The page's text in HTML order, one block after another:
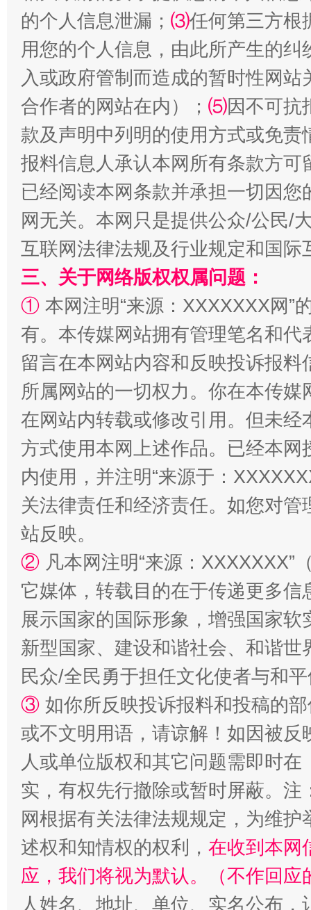
漫山遍野的桃花与雪山、麦地、白藏房 除
的个人信息泄漏； ⑶任何第三方根
用您的个人信息，由此所产生的纠
入或政府管制而造成的暂时性网
合作者的网站在内）； ⑸因不可抗
款及声明中列明的使用方式或免责
报料信息人承认本网所有条款方
已经阅读本网条款并承担一切因
网无关。本网只是提供公众/公民/
互联网法律法规及行业规定和国
三、关于网络版权权属问题：
① 本网注明“来源：XXXXXXX网”
有。本传媒网站拥有管理笔名和
留言在本网站内容和反映投诉报
所属网站的一切权力。你在本传
在网站内转载或修改引用。但未
方式使用本网上述作品。已经本
内使用，并注明“来源于：
关法律责任和经济责任。如您对
站反映。
② 凡本网注明“来源：
它媒体，转载目的在于传递更多
展示国家的国际形象，增强国家
新型国家、建设和谐社会、和谐
民众/全民勇于担任文化使者与和
③ 如你所反映投诉报料和投稿的
或不文明用语，请谅解！如因被
人或单位版权和其它问题需即时在
实，有权先行撤除或暂时屏蔽。
网根据有关法律法规规定，为维
述权和知情权的权利， 在收到本网
应，我们将视为默认。（不作回应
人姓名、地址、单位、实名公布